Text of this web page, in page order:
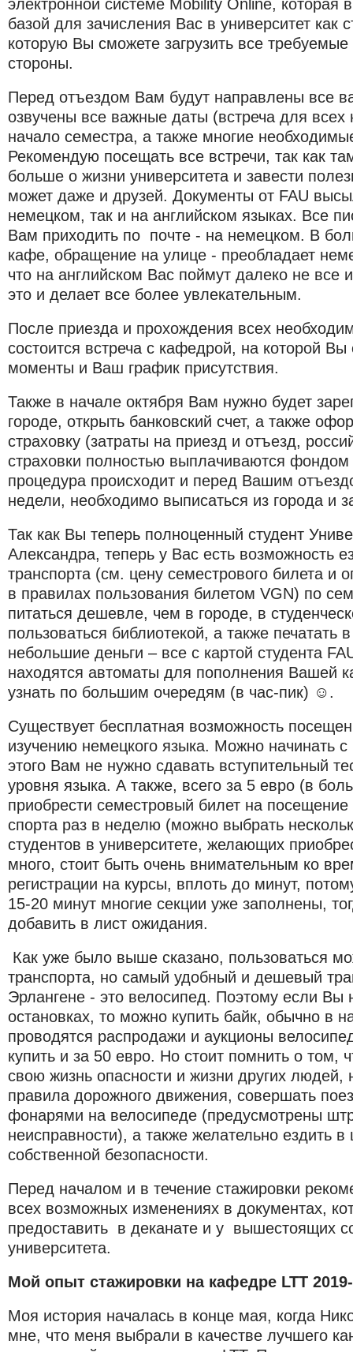
базой для зачисления Вас в университет как
которую Вы сможете загрузить все
стороны.
Перед отъездом Вам будут направлены все
озвучены все важные даты (встреча для всех
начало семестра, а также многие
Рекомендую посещать все встречи, так как
больше о жизни университета и завести
может даже и друзей. Документы от FAU
немецком, так и на английском языках. Все
Вам приходить по почте - на немецком. В
кафе, обращение на улице - преобладает
что на английском Вас поймут далеко не все
это и делает все более увлекательным.
После приезда и прохождения всех
состоится встреча с кафедрой, на которой Вы
моменты и Ваш график присутствия.
Также в начале октября Вам нужно будет
городе, открыть банковский счет, а также
страховку (затраты на приезд и отъезд,
страховки полностью выплачиваются
процедура происходит и перед Вашим
недели, необходимо выписаться из города и
Так как Вы теперь полноценный студент
Александра, теперь у Вас есть возможность
транспорта (см. цену семестрового билета и
в правилах пользования билетом VGN) по
питаться дешевле, чем в городе, в
пользоваться библиотекой, а также печатать
небольшие деньги – все с картой студента
находятся автоматы для пополнения Вашей
узнать по большим очередям (в час-пик) ☺.
Существует бесплатная возможность
изучению немецкого языка. Можно начинать
этого Вам не нужно сдавать вступительный
уровня языка. А также, всего за 5 евро (в
приобрести семестровый билет на посещение
спорта раз в неделю (можно выбрать
студентов в университете, желающих
много, стоит быть очень внимательным ко
регистрации на курсы, вплоть до минут,
15-20 минут многие секции уже заполнены,
добавить в лист ожидания.
Как уже было выше сказано, пользоваться
транспорта, но самый удобный и дешевый
Эрлангене - это велосипед. Поэтому если Вы
остановках, то можно купить байк, обычно в
проводятся распродажи и аукционы
купить и за 50 евро. Но стоит помнить о том,
свою жизнь опасности и жизни других людей,
правила дорожного движения, совершать
фонарями на велосипеде (предусмотрены
неисправности), а также желательно ездить
собственной безопасности.
Перед началом и в течение стажировки
всех возможных изменениях в документах,
предоставить в деканате и у вышестоящих
университета.
Мой опыт стажировки на кафедре LTT 2019-
Моя история началась в конце мая, когда
мне, что меня выбрали в качестве лучшего